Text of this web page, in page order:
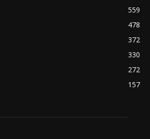
559
478
372
330
272
157